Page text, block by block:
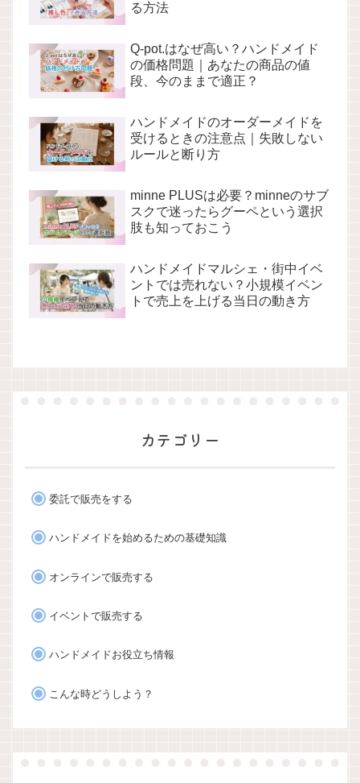
る方法
Q-pot.はなぜ高い？ハンドメイド
の価格問題｜あなたの商品の値
段、今のままで適正？
ハンドメイドのオーダーメイドを
受けるときの注意点｜失敗しない
ルールと断り方
minne PLUSは必要？minneのサブ
スクで迷ったらグーペという選択
肢も知っておこう
ハンドメイドマルシェ・街中イベ
ントでは売れない？小規模イベン
トで売上を上げる当日の動き方
カテゴリー
委託で販売をする
ハンドメイドを始めるための基礎知識
オンラインで販売する
イベントで販売する
ハンドメイドお役立ち情報
こんな時どうしよう？